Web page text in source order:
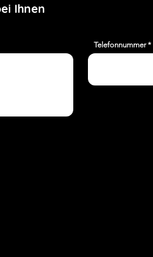
Ihnen
Telefonnummer